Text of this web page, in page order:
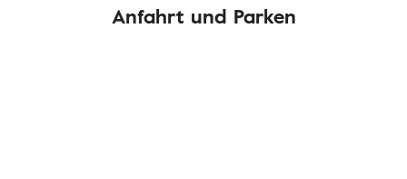
Anfahrt und Parken